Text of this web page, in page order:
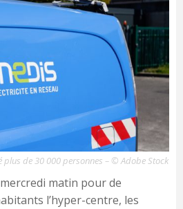
plus de 30 000 personnes – © Adobe Stock
matin pour de
l’hyper-centre, les